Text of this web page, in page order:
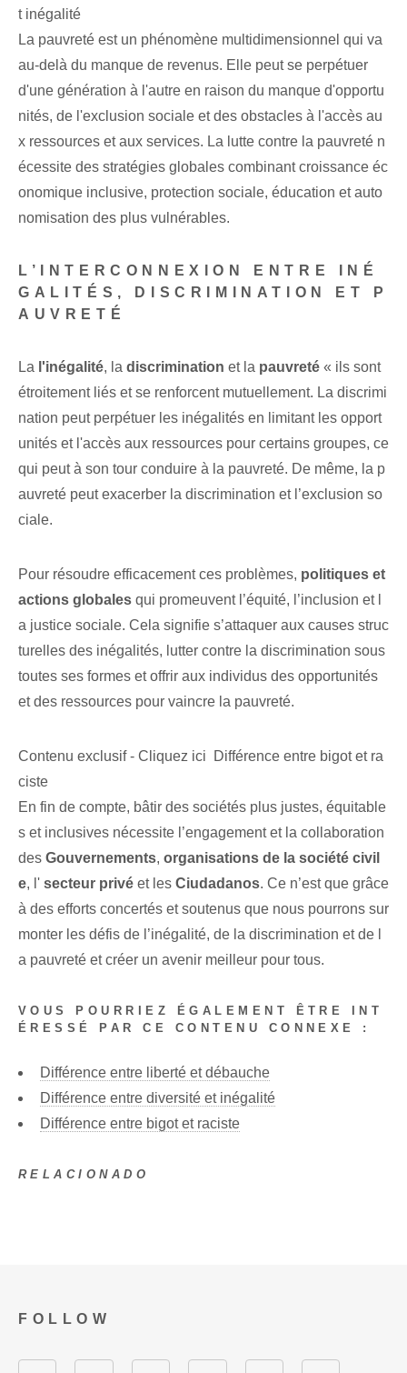
t inégalité
La pauvreté est un phénomène multidimensionnel qui va
au-delà du manque de revenus. Elle peut se perpétuer
d'une génération à l'autre en raison du manque d'opportu
nités, de l'exclusion sociale et des obstacles à l'accès au
x ressources et aux services. La lutte contre la pauvreté n
écessite des stratégies globales combinant croissance éc
onomique inclusive, protection sociale, éducation et auto
nomisation des plus vulnérables.
L’INTERCONNEXION ENTRE INÉ
GALITÉS, DISCRIMINATION ET P
AUVRETÉ
La l'inégalité, la discrimination et la pauvreté « ils sont
étroitement liés et⁤ se renforcent mutuellement. La discrimi
nation peut perpétuer les inégalités⁢ en limitant les opport
unités et l'accès aux ressources pour certains groupes, ⁢ce
qui peut à son tour conduire à la pauvreté. De même, la p
auvreté peut exacerber la discrimination et l’exclusion so
ciale.
Pour résoudre efficacement ces problèmes, politiques et
actions globales qui promeuvent l’équité, l’inclusion et l
a justice sociale. Cela signifie s’attaquer aux causes struc
turelles des inégalités, lutter contre la discrimination sous
toutes ses formes et offrir aux individus des opportunités
et des ressources pour vaincre la pauvreté.
Contenu exclusif - Cliquez ici Différence entre bigot et ra
ciste
En fin de compte, bâtir des sociétés plus justes, équitable
s et inclusives nécessite l’engagement et la collaboration
des Gouvernements, organisations de la société civil
e, l' secteur privé et les Ciudadanos. Ce n’est que grâce
à des efforts concertés et soutenus que nous pourrons sur
monter les défis de l’inégalité, de la discrimination et de l
a pauvreté et créer un avenir meilleur pour tous.
VOUS POURRIEZ ÉGALEMENT ÊTRE INT
ÉRESSÉ PAR CE CONTENU CONNEXE :
Différence entre liberté et débauche
Différence entre diversité et inégalité
Différence entre bigot et raciste
RELACIONADO
FOLLOW